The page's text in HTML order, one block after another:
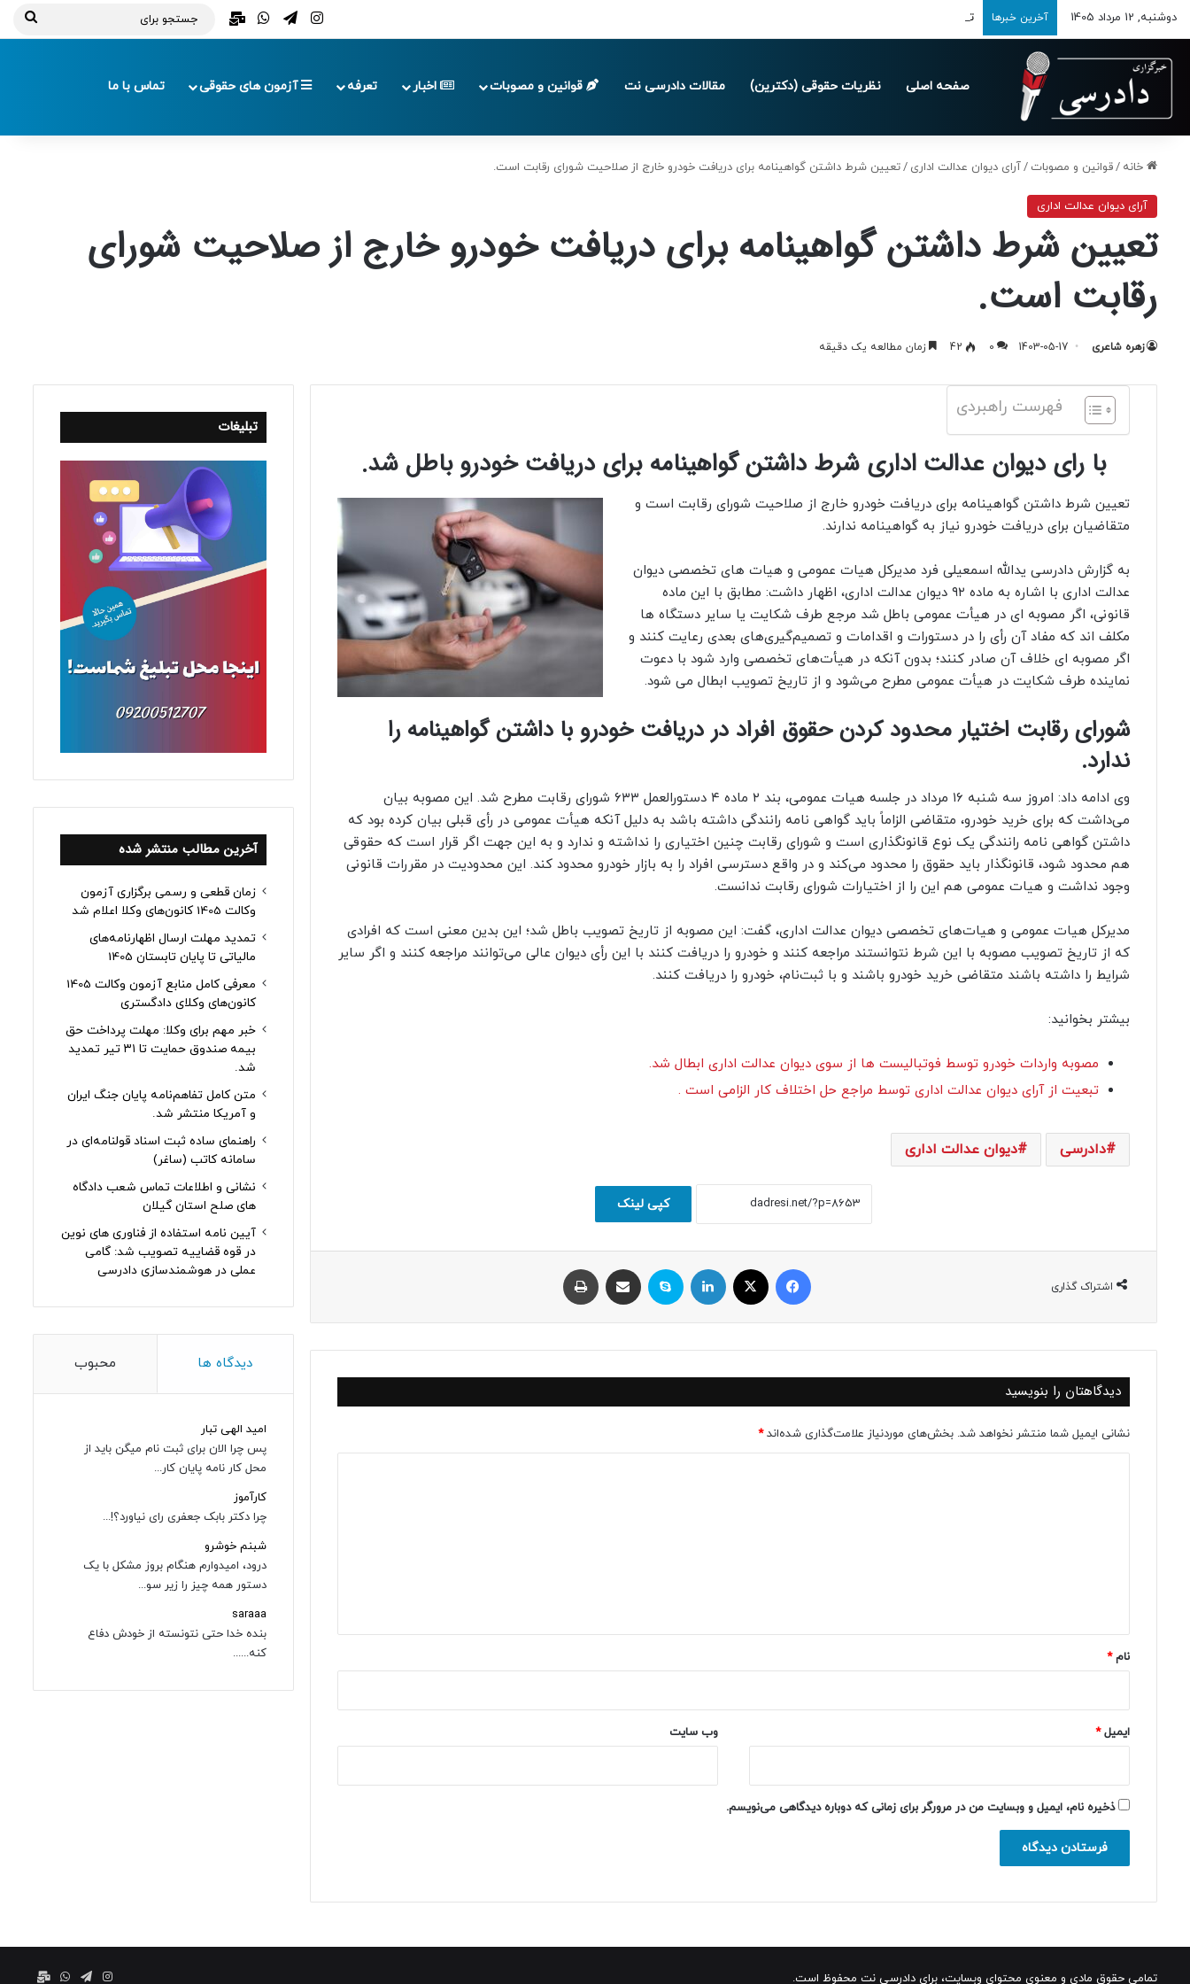
دوشنبه, 12 مرداد 1405 آخرین خبرها تمدید مهلت ارسال اظهارنامه‌های مالیاتی تا پایان تابستان 1405 اینستاگرام
تلگرامواتس آپ
ایمیل
صفحه اصلی نظریات حقوقی (دکترین) مقالات دادرسی نت قوانین و مصوبات اخبار تعرفه آزمون های حقوقی تماس با ما
خانه /قوانین و مصوبات /آرای دیوان عدالت اداری /تعیین شرط داشتن گواهینامه برای دریافت خودرو خارج از صلاحیت شورای رقابت است.
آرای دیوان عدالت اداری
تعیین شرط داشتن گواهینامه برای دریافت خودرو خارج از صلاحیت شورای
رقابت است.
زهره شاعری 1403-05-17
0
42 زمان مطالعه یک دقیقه
فهرست راهبردی
با رای دیوان عدالت اداری شرط داشتن گواهینامه برای دریافت خودرو باطل شد.
تعیین شرط داشتن گواهینامه برای دریافت خودرو خارج از صلاحیت شورای رقابت است و
متقاضیان برای دریافت خودرو نیاز به گواهینامه ندارند.
به گزارش دادرسی یدالله اسمعیلی فرد مدیرکل هیات عمومی و هیات های تخصصی دیوان
عدالت اداری با اشاره به ماده ۹۲ دیوان عدالت اداری، اظهار داشت: مطابق با این ماده
قانونی، اگر مصوبه ای در هیأت عمومی باطل شد مرجع طرف شکایت یا سایر دستگاه ها
مکلف اند که مفاد آن رأی را در دستورات و اقدامات و تصمیم‌گیری‌های بعدی رعایت کنند و
اگر مصوبه ای خلاف آن صادر کنند؛ بدون آنکه در هیأت‌های تخصصی وارد شود با دعوت
نماینده طرف شکایت در هیأت عمومی مطرح می‌شود و از تاریخ تصویب ابطال می شود.
شورای رقابت اختیار محدود کردن حقوق افراد در دریافت خودرو با داشتن گواهینامه را
ندارد.
وی ادامه داد: امروز سه شنبه ۱۶ مرداد در جلسه هیات عمومی، بند ۲ ماده ۴ دستورالعمل ۶۳۳ شورای رقابت مطرح شد. این مصوبه بیان
می‌داشت که برای خرید خودرو، متقاضی الزاماً باید گواهی نامه رانندگی داشته باشد به دلیل آنکه هیأت عمومی در رأی قبلی بیان کرده بود که
داشتن گواهی نامه رانندگی یک نوع قانونگذاری است و شورای رقابت چنین اختیاری را نداشته و ندارد و به این جهت اگر قرار است که حقوقی
هم محدود شود، قانونگذار باید حقوق را محدود می‌کند و در واقع دسترسی افراد را به بازار خودرو محدود کند. این محدودیت در مقررات قانونی
وجود نداشت و هیات عمومی هم این را از اختیارات شورای رقابت ندانست.
مدیرکل هیات عمومی و هیات‌های تخصصی دیوان عدالت اداری، گفت: این مصوبه از تاریخ تصویب باطل شد؛ این بدین معنی است که افرادی
که از تاریخ تصویب مصوبه با این شرط نتوانستند مراجعه کنند و خودرو را دریافت کنند با این رأی دیوان عالی می‌توانند مراجعه کنند و اگر سایر
شرایط را داشته باشند متقاضی خرید خودرو باشند و با ثبت‌نام، خودرو را دریافت کنند.
بیشتر بخوانید:
مصوبه واردات خودرو توسط فوتبالیست ها از سوی دیوان عدالت اداری ابطال شد.
تبعیت از آرای دیوان عدالت اداری توسط مراجع حل اختلاف کار الزامی است .
دادرسی دیوان عدالت اداری
کپی لینک
اشتراک گذاری
فیسبوک ایکس لینکداین اسکایپ اشتراک با ایمیل
دیدگاهتان را بنویسید
نشانی ایمیل شما منتشر نخواهد شد. بخش‌های موردنیاز علامت‌گذاری شده‌اند*
نام*
ایمیل* وب‌ سایت
ذخیره نام، ایمیل و وبسایت من در مرورگر برای زمانی که دوباره دیدگاهی می‌نویسم.
تبلیغات
آخرین مطالب منتشر شده
زمان قطعی و رسمی برگزاری آزمون
وکالت 1405 کانون‌های وکلا اعلام شد
تمدید مهلت ارسال اظهارنامه‌های
مالیاتی تا پایان تابستان 1405
معرفی کامل منابع آزمون وکالت 1405
کانون‌های وکلای دادگستری
خبر مهم برای وکلا: مهلت پرداخت حق
بیمه صندوق حمایت تا ۳۱ تیر تمدید
شد.
متن کامل تفاهم‌نامه پایان جنگ ایران
و آمریکا منتشر شد.
راهنمای ساده ثبت اسناد قولنامه‌ای در
سامانه کاتب (ساغر)
نشانی و اطلاعات تماس شعب دادگاه
های صلح استان گیلان
آیین نامه استفاده از فناوری های نوین
در قوه قضاییه تصویب شد: گامی
عملی در هوشمندسازی دادرسی
دیدگاه ها محبوب
امید الهی تبار
پس چرا الان برای ثبت نام میگن باید از
محل کار نامه پایان کار...
کارآموز
چرا دکتر بابک جعفری رای نیاورد؟!...
شبنم خوشرو
درود، امیدوارم هنگام بروز مشکل با یک
دستور همه چیز را زیر سو...
saraaa
بنده خدا حتی نتونسته از خودش دفاع
کنه......
تمامی حقوق مادی و معنوی محتوای وبسایت، برای دادرسی نت محفوظ است. اینستاگرام
تلگرامواتسایمیل